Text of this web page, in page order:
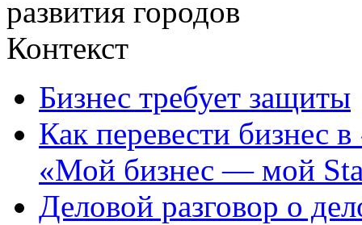
Контекст
Бизнес требует защиты
Как перевести бизнес
«Мой бизнес — мой
Деловой разговор о